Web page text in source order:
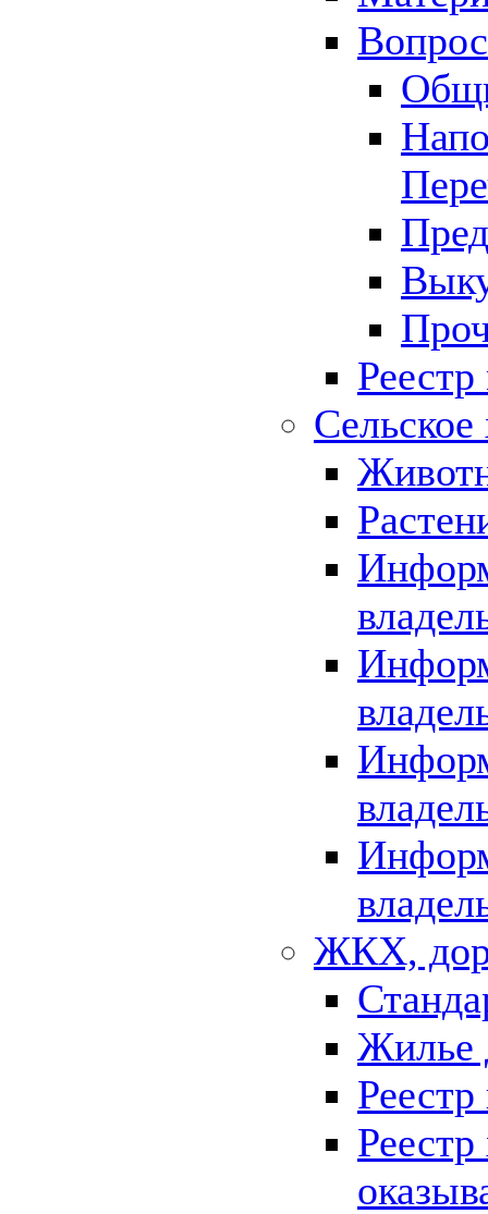
Сельское
ЖКХ,
Жилье